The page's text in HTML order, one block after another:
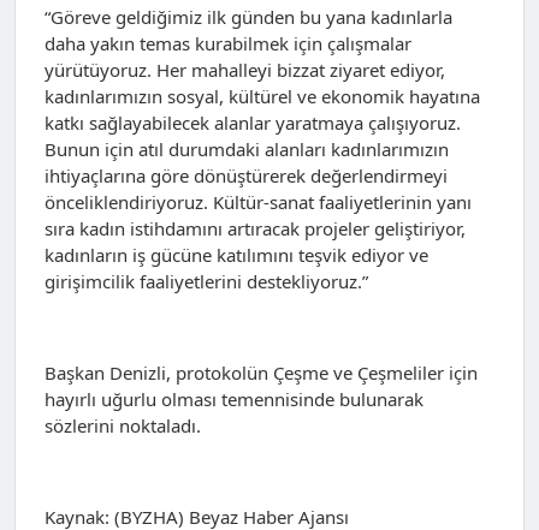
“Göreve geldiğimiz ilk günden bu yana kadınlarla
daha yakın temas kurabilmek için çalışmalar
yürütüyoruz. Her mahalleyi bizzat ziyaret ediyor,
kadınlarımızın sosyal, kültürel ve ekonomik hayatına
katkı sağlayabilecek alanlar yaratmaya çalışıyoruz.
Bunun için atıl durumdaki alanları kadınlarımızın
ihtiyaçlarına göre dönüştürerek değerlendirmeyi
önceliklendiriyoruz. Kültür-sanat faaliyetlerinin yanı
sıra kadın istihdamını artıracak projeler geliştiriyor,
kadınların iş gücüne katılımını teşvik ediyor ve
girişimcilik faaliyetlerini destekliyoruz.”
Başkan Denizli, protokolün Çeşme ve Çeşmeliler için
hayırlı uğurlu olması temennisinde bulunarak
sözlerini noktaladı.
Kaynak: (BYZHA) Beyaz Haber Ajansı